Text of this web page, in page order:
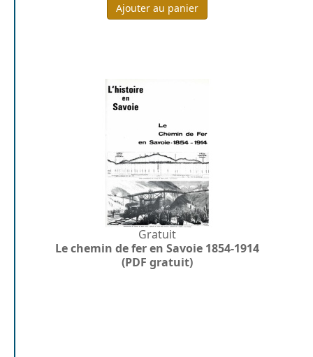
Ajouter au panier
Gratuit
Le chemin de fer en Savoie 1854-1914
(PDF gratuit)